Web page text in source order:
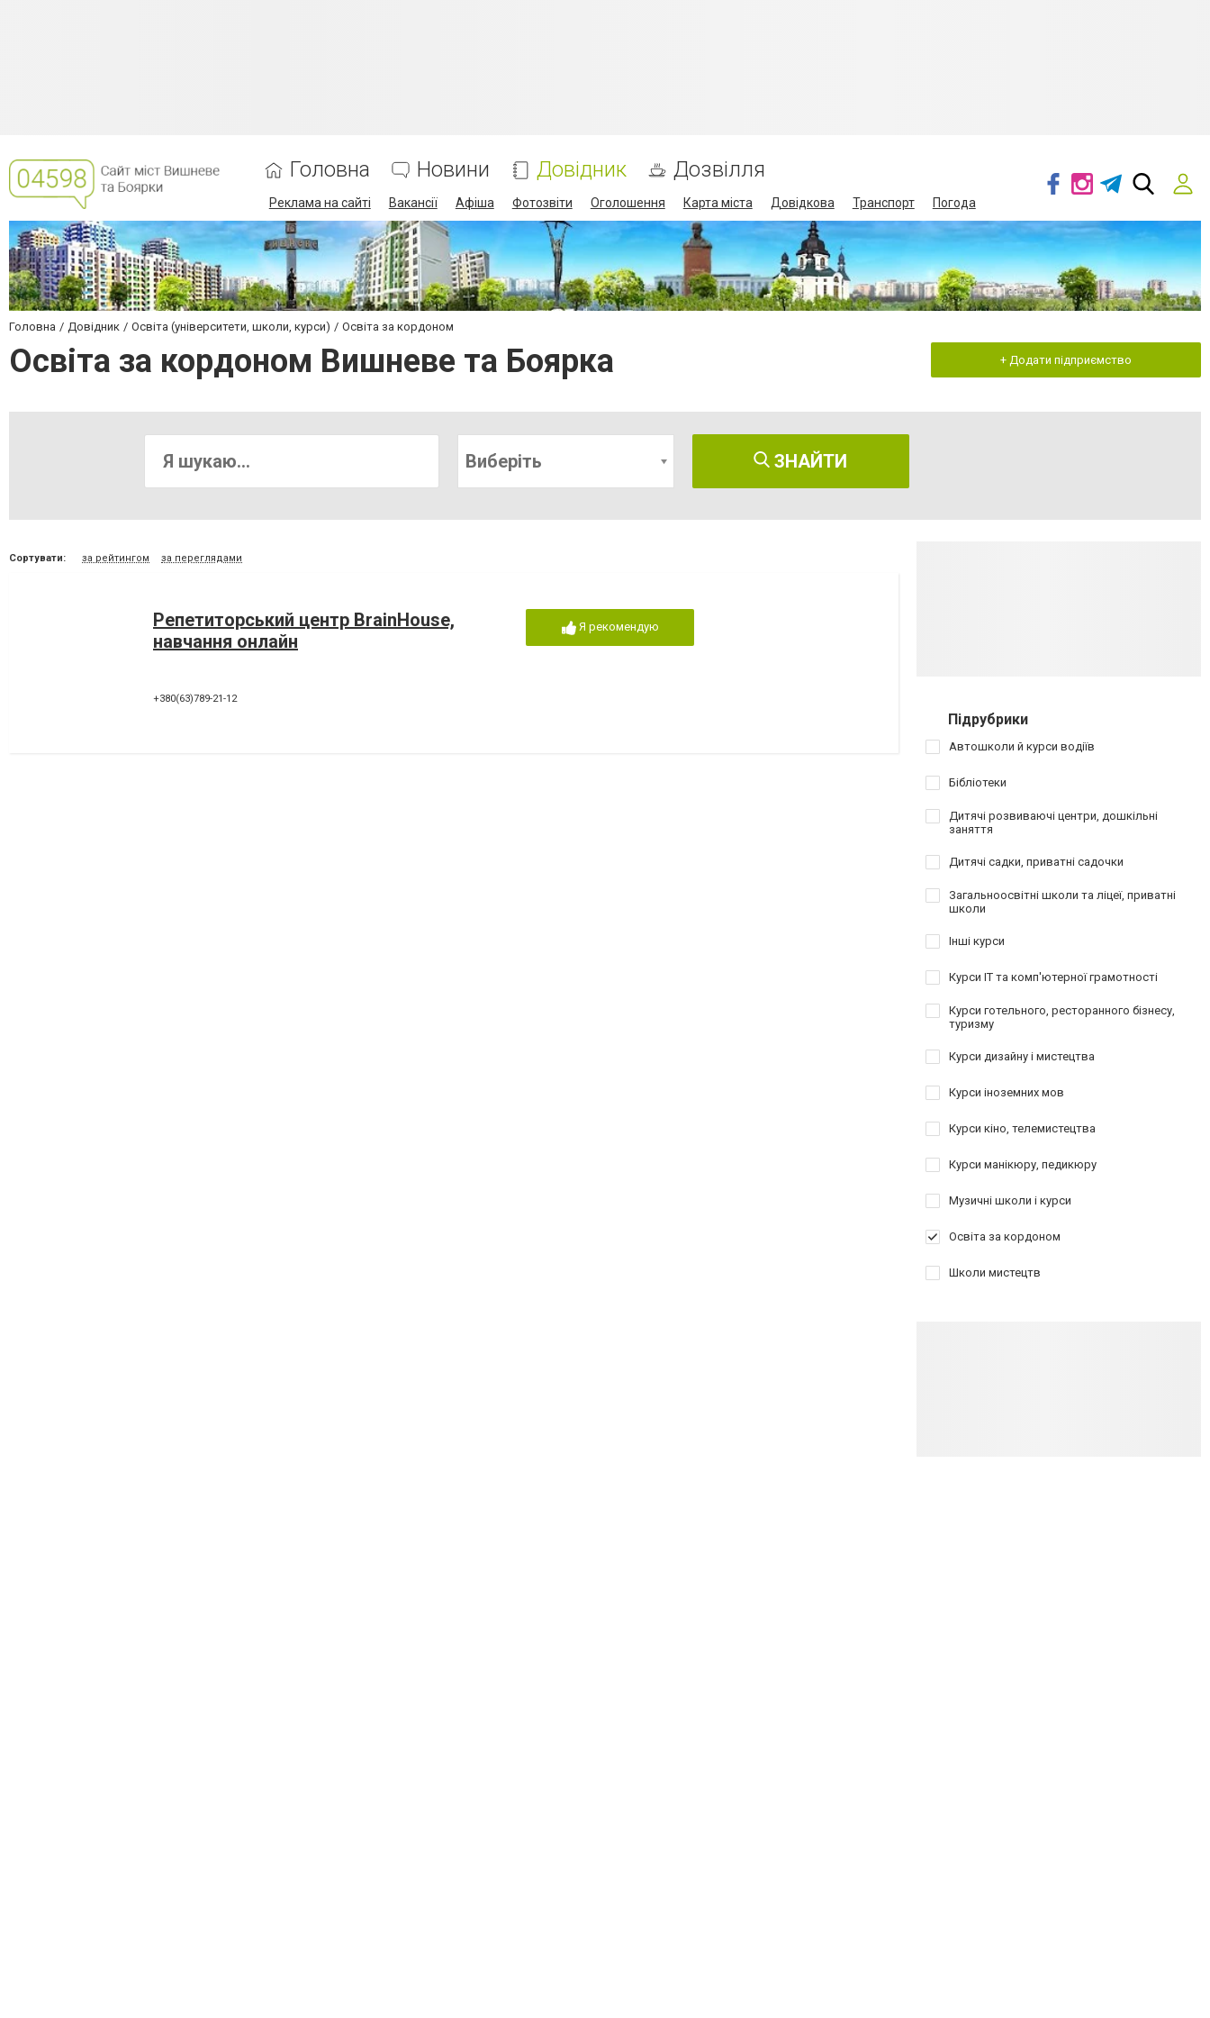
Головна Новини Довідник Дозвілля
Реклама на сайті Вакансії Афіша Фотозвіти Оголошення Карта міста Довідкова Транспорт Погода
Головна Довідник Освіта (університети, школи, курси) Освіта за кордоном
Освіта за кордоном Вишневе та Боярка + Додати підприємство
Виберіть ЗНАЙТИ
Сортувати: за рейтингом за переглядами
Репетиторський центр BrainHouse,
навчання онлайн
+380(63)789-21-12
Я рекомендую
Підрубрики
Автошколи й курси водіїв
Бібліотеки
Дитячі розвиваючі центри, дошкільні
заняття
Дитячі садки, приватні садочки
Загальноосвітні школи та ліцеї, приватні
школи
Інші курси
Курси IT та комп'ютерної грамотності
Курси готельного, ресторанного бізнесу,
туризму
Курси дизайну і мистецтва
Курси іноземних мов
Курси кіно, телемистецтва
Курси манікюру, педикюру
Музичні школи і курси
Освіта за кордоном
Школи мистецтв